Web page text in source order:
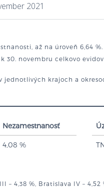
2021
až na úroveň 6,64 %.
30. novembru celkovo
krajoch a
Nezamestnanosť
4,08 %
– 4,38 %, Bratislava IV – 4,52